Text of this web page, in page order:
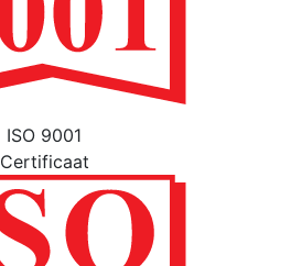
ISO 9001
Certificaat